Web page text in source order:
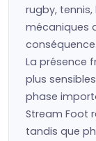
rugby,
mécaniques
conséquence.
La présence
plus
phase
Stream Foot
tandis que